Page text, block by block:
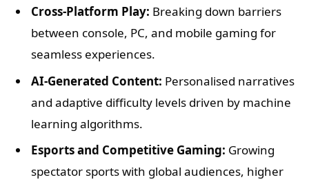
Cross-Platform Play: Breaking down barriers
between console, PC, and mobile gaming for
seamless experiences.
AI-Generated Content: Personalised narratives
and adaptive difficulty levels driven by machine
learning algorithms.
Esports and Competitive Gaming: Growing
spectator sports with global audiences, higher